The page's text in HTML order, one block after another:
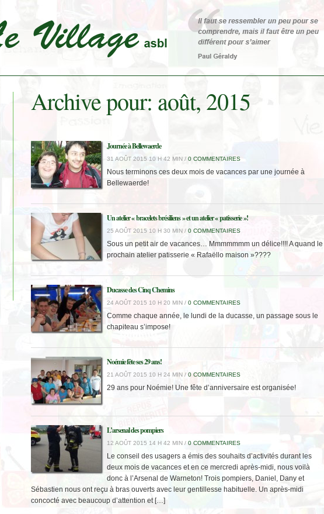
Archive pour: août, 2015
Journée à Bellewaerde
31 AOÛT 2015 10 H 42 MIN / 0 COMMENTAIRES
Nous terminons ces deux mois de vacances par une journée à
Bellewaerde!
Un atelier « bracelets brésiliens » et un atelier « patisserie »!
25 AOÛT 2015 10 H 30 MIN / 0 COMMENTAIRES
Sous un petit air de vacances… Mmmmmmm un délice!!!! A quand le
prochain atelier patisserie « Rafaëllo maison »????
Ducasse des Cinq Chemins
24 AOÛT 2015 10 H 20 MIN / 0 COMMENTAIRES
Comme chaque année, le lundi de la ducasse, un passage sous le
chapiteau s’impose!
Noémie fête ses 29 ans!
21 AOÛT 2015 10 H 24 MIN / 0 COMMENTAIRES
29 ans pour Noémie! Une fête d’anniversaire est organisée!
L’arsenal des pompiers
12 AOÛT 2015 14 H 42 MIN / 0 COMMENTAIRES
Le conseil des usagers a émis des souhaits d’activités durant les
deux mois de vacances et en ce mercredi après-midi, nous voilà
donc à l’Arsenal de Warneton! Trois pompiers, Daniel, Dany et
Sébastien nous ont reçu à bras ouverts avec leur gentillesse habituelle. Un après-midi
concocté avec beaucoup d’attention et […]